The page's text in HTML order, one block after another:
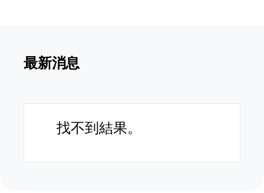
最新消息
找不到結果。